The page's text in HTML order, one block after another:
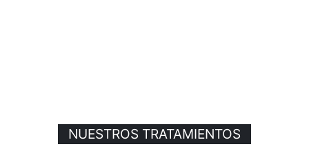
NUESTROS TRATAMIENTOS